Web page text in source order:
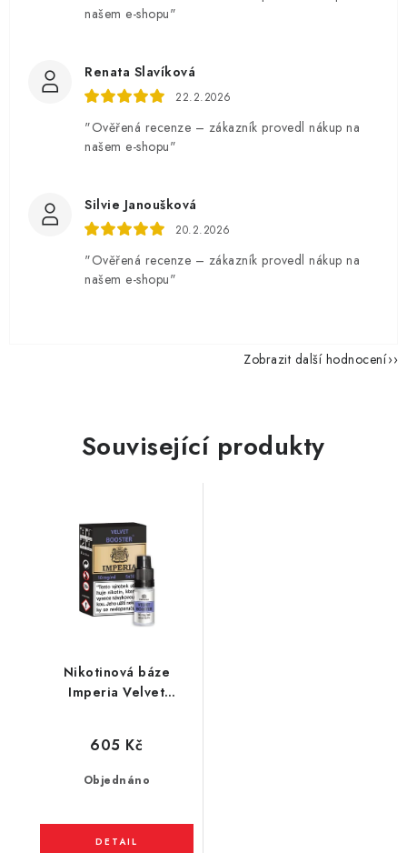
našem e-shopu"
Renata Slavíková
22.2.2026
"Ověřená recenze – zákazník provedl nákup na
našem e-shopu"
Silvie Janoušková
20.2.2026
"Ověřená recenze – zákazník provedl nákup na
našem e-shopu"
Zobrazit další hodnocení
Související produkty
Nikotinová báze
Imperia Velvet
Objednáno
605 Kč